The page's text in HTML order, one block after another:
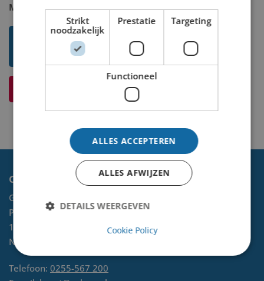
Materiaal 2D/3D diverse: Foto
Toon mij meer werken van Niet
Ik weet meer over dit kunstwerk
Contact
Gemeente Velsen
Postbus 465
1970 AL
NL
Telefoon: 0255-567 200
Strikt
noodzakelijk
Prestatie Targeting
Functioneel
ALLES ACCEPTEREN
ALLES AFWIJZEN
DETAILS WEERGEVEN
Cookie Policy